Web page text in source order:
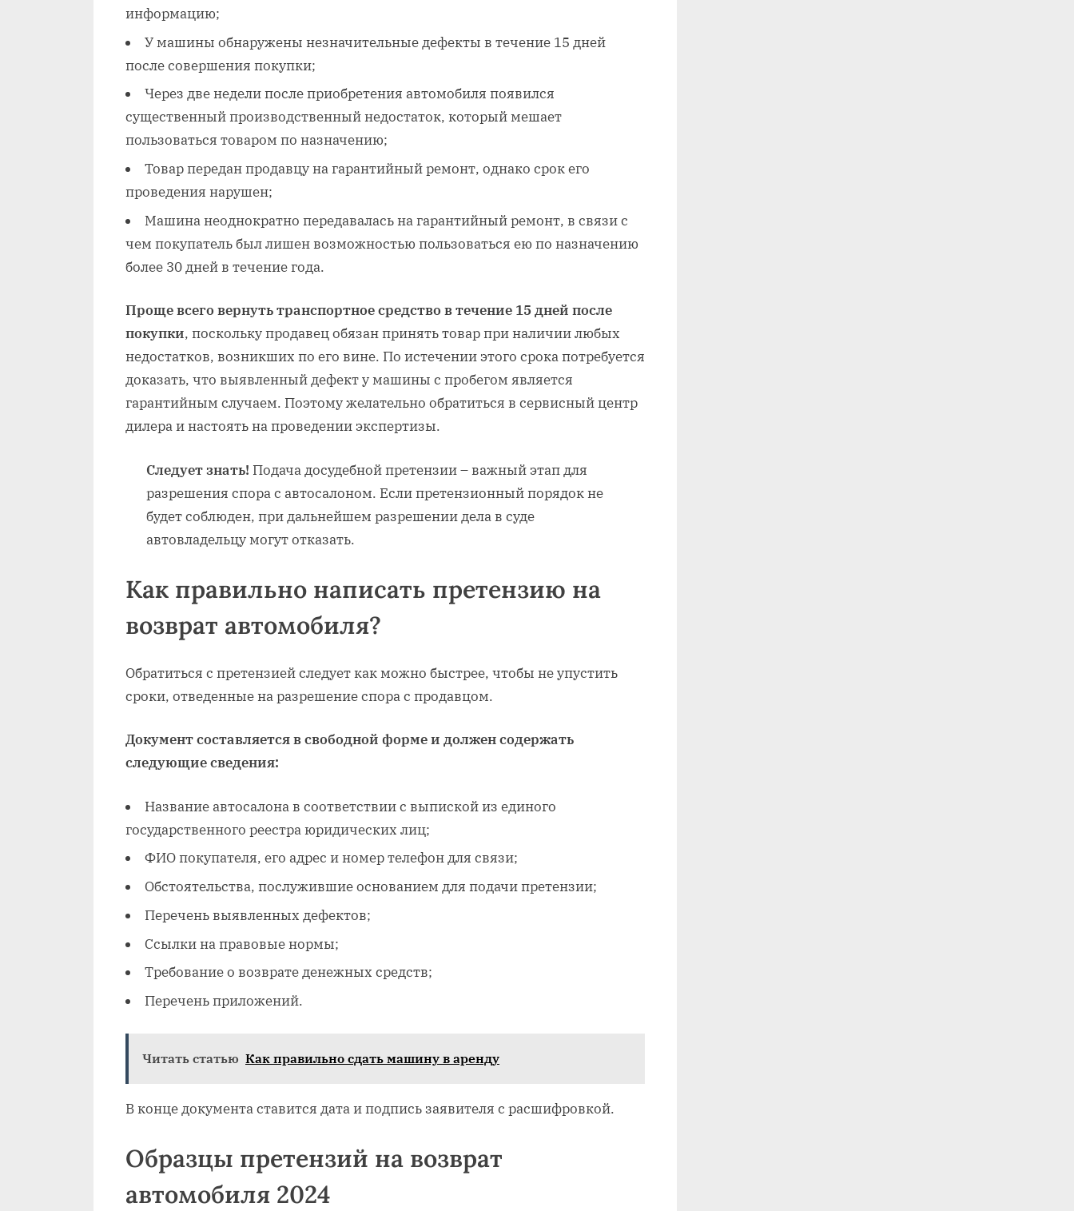
информацию;
У машины обнаружены незначительные дефекты в течение 15 дней
после совершения покупки;
Через две недели после приобретения автомобиля появился
существенный производственный недостаток, который мешает
пользоваться товаром по назначению;
Товар передан продавцу на гарантийный ремонт, однако срок его
проведения нарушен;
Машина неоднократно передавалась на гарантийный ремонт, в связи с
чем покупатель был лишен возможностью пользоваться ею по назначению
более 30 дней в течение года.
Проще всего вернуть транспортное средство в течение 15 дней после
покупки, поскольку продавец обязан принять товар при наличии любых
недостатков, возникших по его вине. По истечении этого срока потребуется
доказать, что выявленный дефект у машины с пробегом является
гарантийным случаем. Поэтому желательно обратиться в сервисный центр
дилера и настоять на проведении экспертизы.
Следует знать! Подача досудебной претензии – важный этап для
разрешения спора с автосалоном. Если претензионный порядок не
будет соблюден, при дальнейшем разрешении дела в суде
автовладельцу могут отказать.
Как правильно написать претензию на
возврат автомобиля?
Обратиться с претензией следует как можно быстрее, чтобы не упустить
сроки, отведенные на разрешение спора с продавцом.
Документ составляется в свободной форме и должен содержать
следующие сведения:
Название автосалона в соответствии с выпиской из единого
государственного реестра юридических лиц;
ФИО покупателя, его адрес и номер телефон для связи;
Обстоятельства, послужившие основанием для подачи претензии;
Перечень выявленных дефектов;
Ссылки на правовые нормы;
Требование о возврате денежных средств;
Перечень приложений.
Читать статью Как правильно сдать машину в аренду
В конце документа ставится дата и подпись заявителя с расшифровкой.
Образцы претензий на возврат
автомобиля 2024